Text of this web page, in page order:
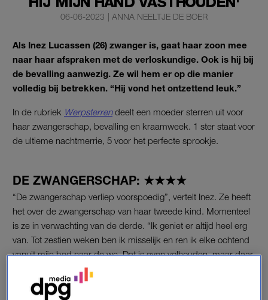
06-06-2023 | ANNA NEELTJE DE BOER
Als Inez Lucassen (26) zwanger is, gaat haar zoon mee
naar haar afspraken met de verloskundige. Ook is hij bij
de bevalling aanwezig. Ze wil hem er op die manier
volledig bij betrekken. “Hij vond het ontzettend leuk.”
In de rubriek Werpsterrendeelt een moeder sterren uit voor
haar zwangerschap, bevalling en kraamweek. 1 ster staat voor
de ultieme nachtmerrie, 5 voor het perfecte sprookje.
DE ZWANGERSCHAP: ★★★★
“De zwangerschap verliep voorspoedig”, vertelt Inez. Ze heeft
het over de zwangerschap van haar tweede kind. Momenteel
is ze in verwachting van de derde. “Ik geniet er altijd heel erg
van. Tot zestien weken ben ik misselijk en ren ik elke ochtend
vanuit mijn bed naar de wc. Dat is even volhouden, maar daar
sleep ik me wel doorheen.”
Verwachtingsvol maakt ze een plan voor de bevalling. “Ik wilde